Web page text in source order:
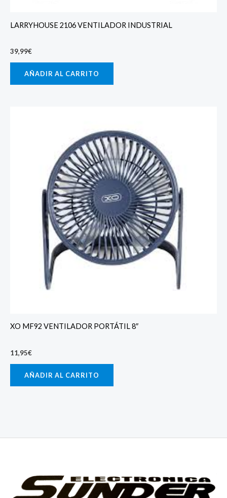
LARRYHOUSE 2106 VENTILADOR INDUSTRIAL
39,99€
AÑADIR AL CARRITO
XO MF92 VENTILADOR PORTÁTIL 8″
11,95€
AÑADIR AL CARRITO